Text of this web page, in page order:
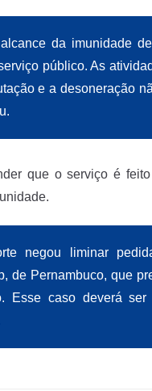
da imunidade
público. As
e a desoneração
que o serviço é
negou liminar
de Pernambuco, que
Esse caso deverá